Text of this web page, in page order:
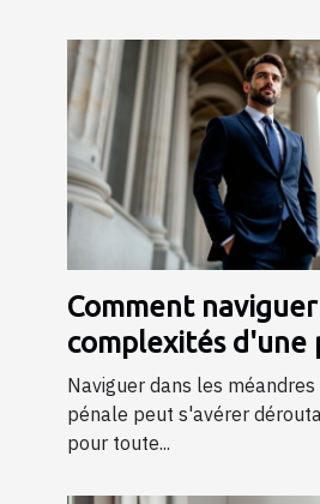
Comment
complexités d'une
pénale ?
Naviguer dans les
pénale peut s'avérer
pour toute...